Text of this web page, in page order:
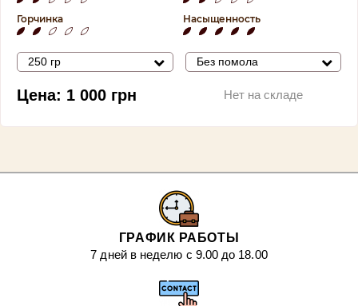
Горчинка Насыщенность
250 гр Без помола
Цена: 1 000 грн Нет на складе
ГРАФИК РАБОТЫ
7 дней в неделю с 9.00 до 18.00